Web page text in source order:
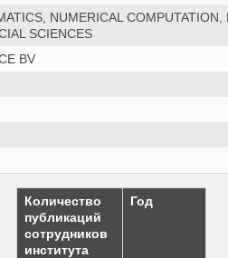
NUMERICAL COMPUTATION,
SCIENCES
BV
Количество
публикаций
сотрудников
института
Год